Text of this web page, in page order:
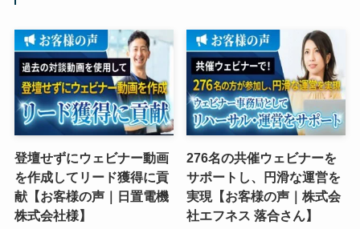
登壇せずにウェビナー動画
を作成してリード獲得に貢
献【お客様の声｜日置電機
株式会社様】
276名の共催ウェビナーを
サポートし、円滑な運営を
実現【お客様の声｜株式会
社エフネス 落合さん】